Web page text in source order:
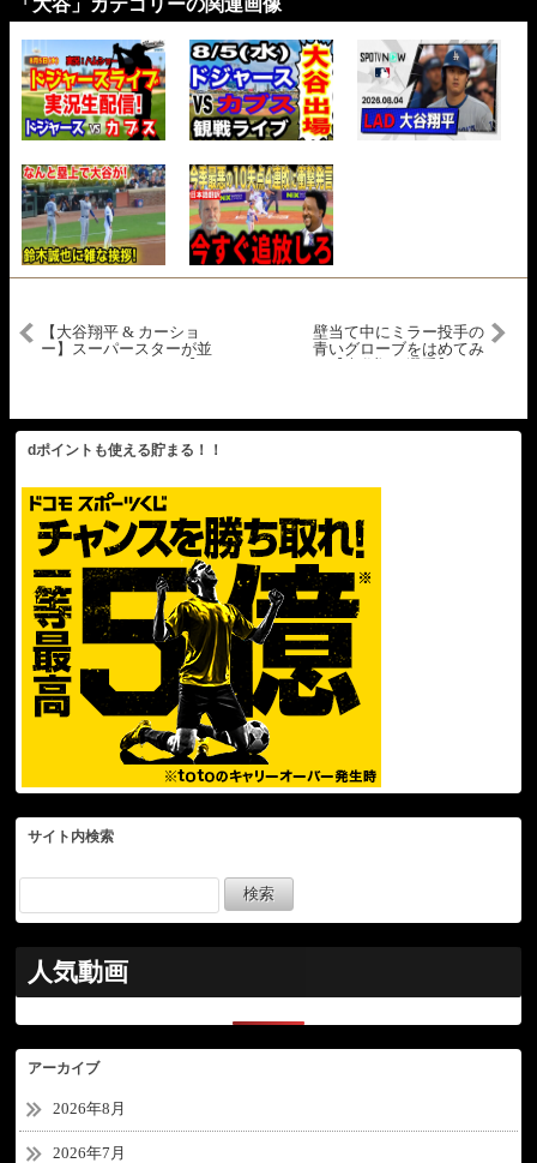
「大谷」カテゴリーの関連画像
【大谷翔平 & カーショ
ー】スーパースターが並
壁当て中にミラー投手の
青いグローブをはめてみ
Training Day 27
dポイントも使える貯まる！！
サイト内検索
人気動画
アーカイブ
2026年8月
2026年7月